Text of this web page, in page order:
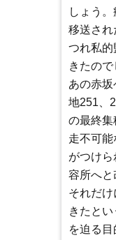
しょう
移送され
つれ私的
きたので
あの赤
地251、
の最終集
走不可
がつけ
容所へと
それだ
きたと
を迫る